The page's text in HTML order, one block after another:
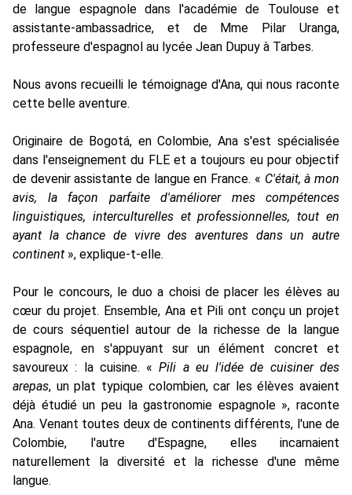
de langue espagnole dans l'académie de Toulouse et
assistante-ambassadrice, et de Mme Pilar Uranga,
professeure d'espagnol au lycée Jean Dupuy à Tarbes.
Nous avons recueilli le témoignage d'Ana, qui nous raconte
cette belle aventure.
Originaire de Bogotá, en Colombie, Ana s'est spécialisée
dans l'enseignement du FLE et a toujours eu pour objectif
de devenir assistante de langue en France. « C'était, à mon
avis, la façon parfaite d'améliorer mes compétences
linguistiques, interculturelles et professionnelles, tout en
ayant la chance de vivre des aventures dans un autre
continent », explique-t-elle.
Pour le concours, le duo a choisi de placer les élèves au
cœur du projet. Ensemble, Ana et Pili ont conçu un projet
de cours séquentiel autour de la richesse de la langue
espagnole, en s'appuyant sur un élément concret et
savoureux : la cuisine. «Pili a eu l'idée de cuisiner des
arepas, un plat typique colombien, car les élèves avaient
déjà étudié un peu la gastronomie espagnole », raconte
Ana. Venant toutes deux de continents différents, l'une de
Colombie, l'autre d'Espagne, elles incarnaient
naturellement la diversité et la richesse d'une même
langue.